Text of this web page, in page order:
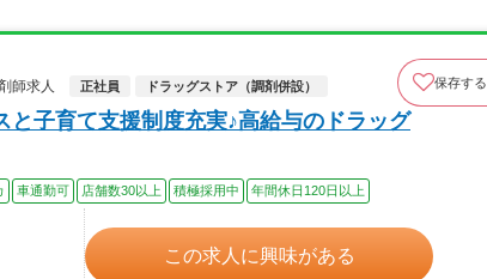
師求人
正社員 ドラッグストア（調剤併設） 保存する
と子育て支援制度充実♪高給与のドラッグ
車通勤可 店舗数30以上 積極採用中 年間休日120日以上
この求人に興味がある